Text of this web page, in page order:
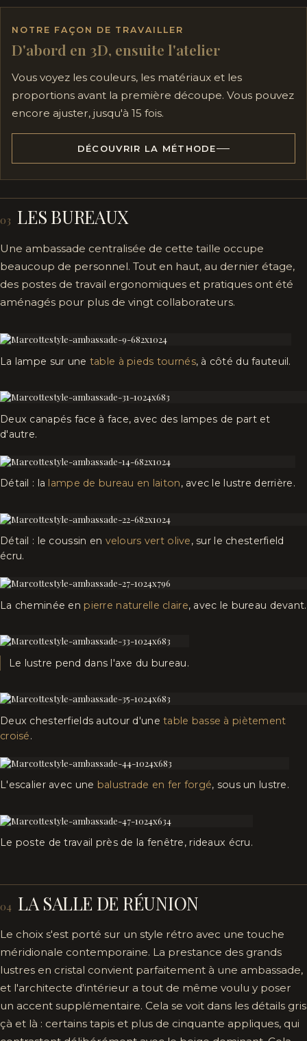
NOTRE FAÇON DE TRAVAILLER
D'abord en 3D, ensuite l'atelier
Vous voyez les couleurs, les matériaux et les
proportions avant la première découpe. Vous pouvez
encore ajuster, jusqu'à 15 fois.
DÉCOUVRIR LA MÉTHODE
03 LES BUREAUX
Une ambassade centralisée de cette taille occupe
beaucoup de personnel. Tout en haut, au dernier étage,
des postes de travail ergonomiques et pratiques ont été
aménagés pour plus de vingt collaborateurs.
La lampe sur une table à pieds tournés, à côté du fauteuil.
Deux canapés face à face, avec des lampes de part et
d'autre.
Détail : la lampe de bureau en laiton, avec le lustre derrière.
Détail : le coussin en velours vert olive, sur le chesterfield
écru.
La cheminée en pierre naturelle claire, avec le bureau devant.
Le lustre pend dans l'axe du bureau.
Deux chesterfields autour d'unetable basse à piètement
croisé.
L'escalier avec une balustrade en fer forgé, sous un lustre.
Le poste de travail près de la fenêtre, rideaux écru.
04 LA SALLE DE RÉUNION
Le choix s'est porté sur un style rétro avec une touche
méridionale contemporaine. La prestance des grands
lustres en cristal convient parfaitement à une ambassade,
et l'architecte d'intérieur a tout de même voulu y poser
un accent supplémentaire. Cela se voit dans les détails gris
çà et là : certains tapis et plus de cinquante appliques, qui